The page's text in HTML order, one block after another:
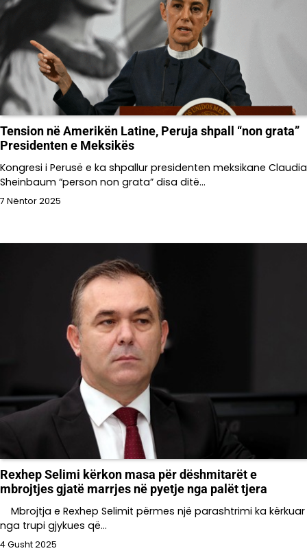
Tension në Amerikën Latine, Peruja shpall “non grata”
Presidenten e Meksikës
Kongresi i Perusë e ka shpallur presidenten meksikane Claudia
Sheinbaum “person non grata” disa ditë…
7 Nëntor 2025
Rexhep Selimi kërkon masa për dëshmitarët e
mbrojtjes gjatë marrjes në pyetje nga palët tjera
Mbrojtja e Rexhep Selimit përmes një parashtrimi ka kërkuar
nga trupi gjykues që…
4 Gusht 2025